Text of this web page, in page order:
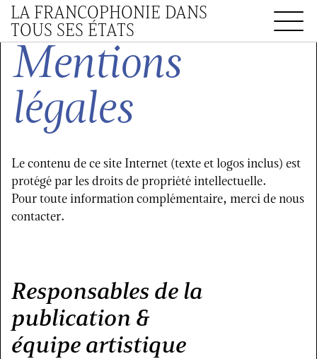
LA FRANCOPHONIE DANS
TOUS SES ÉTATS
Mentions
légales
Le contenu de ce site Internet (texte et logos inclus) est
protégé par les droits de propriété intellectuelle.
Pour toute information complémentaire, merci de nous
contacter.
Responsables de la
publication &
équipe artistique